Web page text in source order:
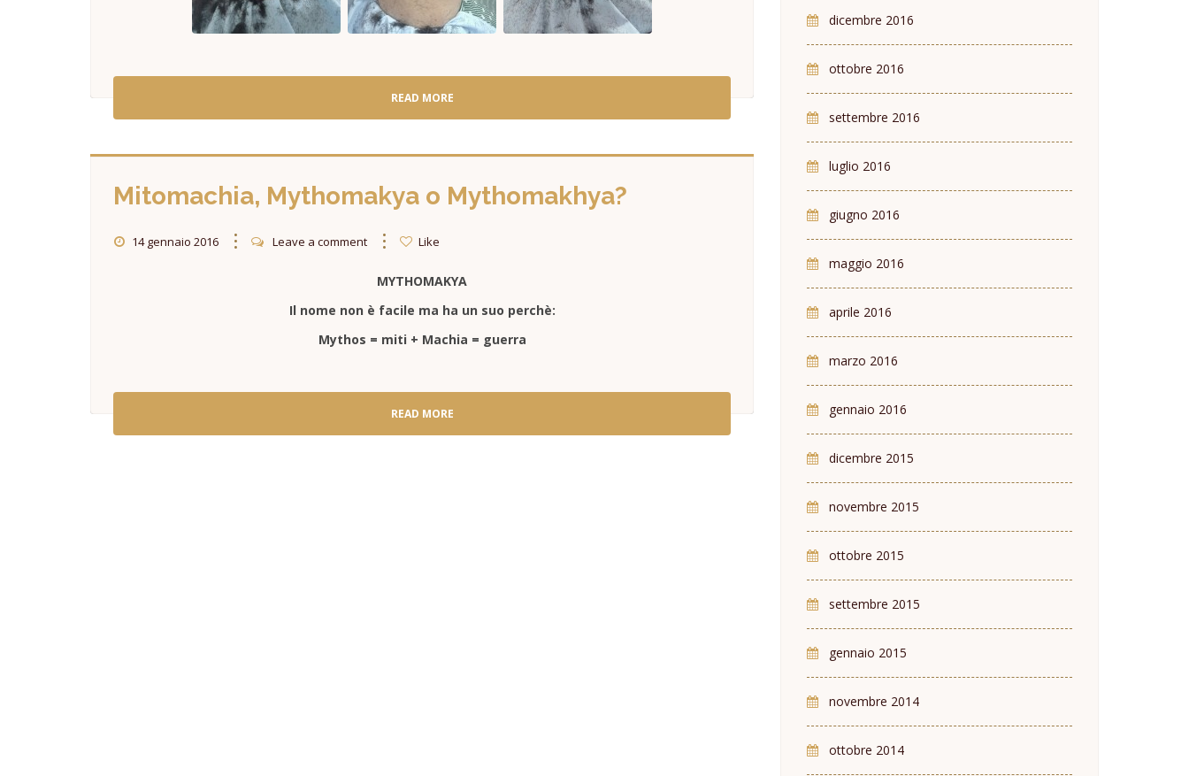
READ MORE
Mitomachia, Mythomakya o Mythomakhya?
14 gennaio 2016 Leave a comment Like
MYTHOMAKYA
Il nome non è facile ma ha un suo perchè:
Mythos = miti + Machia = guerra
READ MORE
dicembre 2016
ottobre 2016
settembre 2016
luglio 2016
giugno 2016
maggio 2016
aprile 2016
marzo 2016
gennaio 2016
dicembre 2015
novembre 2015
ottobre 2015
settembre 2015
gennaio 2015
novembre 2014
ottobre 2014